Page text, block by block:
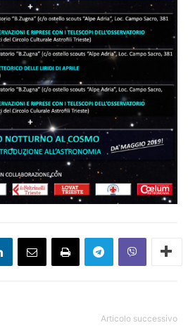
Articolo successivo